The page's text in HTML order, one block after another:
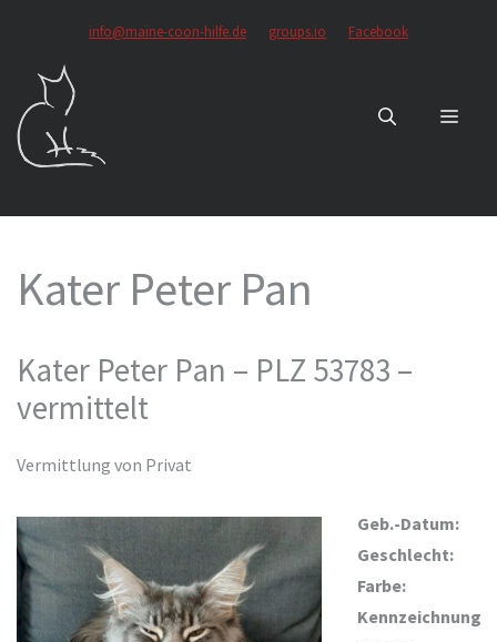
springen
info@maine-coon-hilfe.de groups.io Facebook
Kater Peter Pan
Kater Peter Pan – PLZ 53783 –
vermittelt
Vermittlung von Privat
Geb.-Datum:
Geschlecht:
Farbe:
Kennzeichnung: